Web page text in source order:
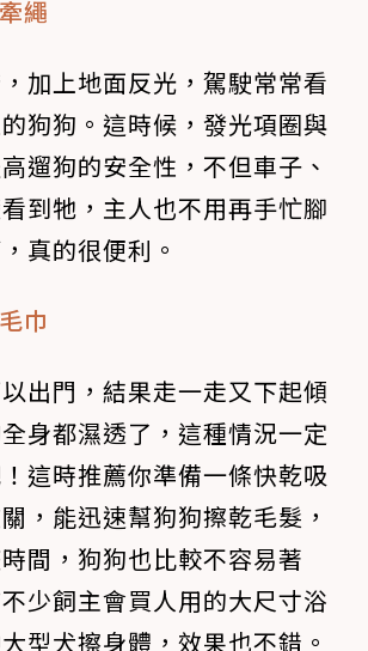
繩
加上地面反光，駕駛常常看
狗狗。這時候，發光項圈與
遛狗的安全性，不但車子、
到牠，主人也不用再手忙腳
真的很便利。
巾
出門，結果走一走又下起傾
身都濕透了，這種情況一定
這時推薦你準備一條快乾吸
，能迅速幫狗狗擦乾毛髮，
間，狗狗也比較不容易著
少飼主會買人用的大尺寸浴
型犬擦身體，效果也不錯。